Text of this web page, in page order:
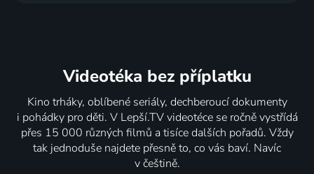
Videotéka bez příplatku
Kino trháky, oblíbené seriály, dechberoucí dokumenty
i pohádky pro děti. V Lepší.TV videotéce se ročně vystřídá
přes 15 000 různých filmů a tisíce dalších pořadů. Vždy
tak jednoduše najdete přesně to, co vás baví. Navíc
v češtině.